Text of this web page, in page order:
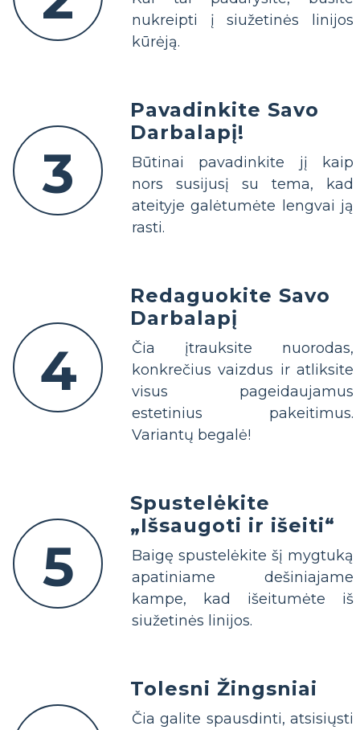
nukreipti į siužetinės linijos
kūrėją.
3
Pavadinkite Savo
Darbalapį!
Būtinai pavadinkite jį kaip
nors susijusį su tema, kad
ateityje galėtumėte lengvai ją
rasti.
4
Redaguokite Savo
Darbalapį
Čia įtrauksite nuorodas,
konkrečius vaizdus ir atliksite
visus pageidaujamus
estetinius pakeitimus.
Variantų begalė!
5
Spustelėkite
„Išsaugoti ir išeiti“
Baigę spustelėkite šį mygtuką
apatiniame dešiniajame
kampe, kad išeitumėte iš
siužetinės linijos.
Tolesni Žingsniai
Čia galite spausdinti, atsisiųsti